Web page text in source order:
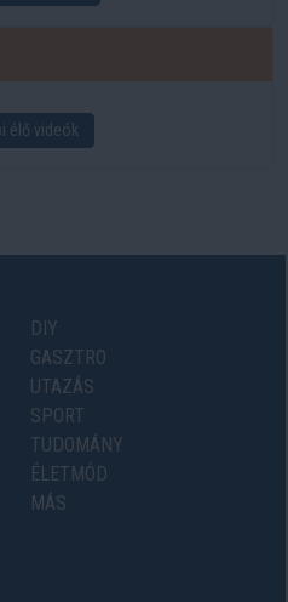
élő videók
DIY
GASZTRO
UTAZÁS
SPORT
TUDOMÁNY
ÉLETMÓD
MÁS